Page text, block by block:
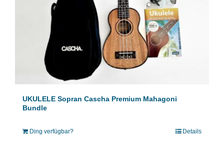
UKULELE Sopran Cascha Premium Mahagoni
Bundle
Ding verfügbar? Details